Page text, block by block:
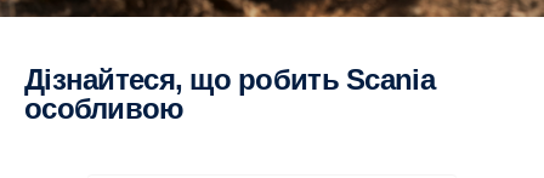
Дізнайтеся, що робить Scania
особливою